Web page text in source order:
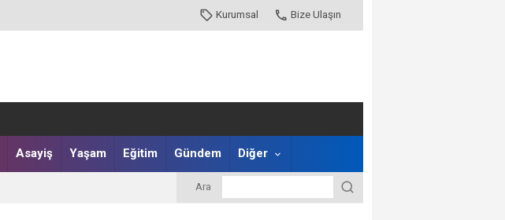
Kurumsal Bize Ulaşın
Asayiş Yaşam Eğitim Gündem Diğer
Ara